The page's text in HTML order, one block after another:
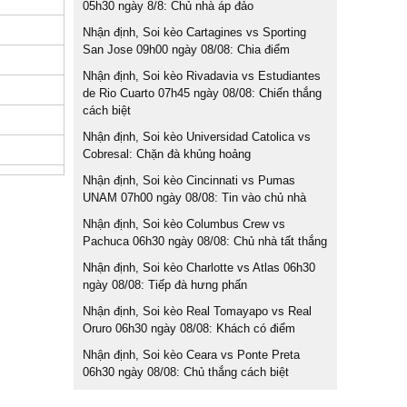
05h30 ngày 8/8: Chủ nhà áp đảo
Nhận định, Soi kèo Cartagines vs Sporting
San Jose 09h00 ngày 08/08: Chia điểm
Nhận định, Soi kèo Rivadavia vs Estudiantes
de Rio Cuarto 07h45 ngày 08/08: Chiến thắng
cách biệt
Nhận định, Soi kèo Universidad Catolica vs
Cobresal: Chặn đà khủng hoảng
Nhận định, Soi kèo Cincinnati vs Pumas
UNAM 07h00 ngày 08/08: Tin vào chủ nhà
Nhận định, Soi kèo Columbus Crew vs
Pachuca 06h30 ngày 08/08: Chủ nhà tất thắng
Nhận định, Soi kèo Charlotte vs Atlas 06h30
ngày 08/08: Tiếp đà hưng phấn
Nhận định, Soi kèo Real Tomayapo vs Real
Oruro 06h30 ngày 08/08: Khách có điểm
Nhận định, Soi kèo Ceara vs Ponte Preta
06h30 ngày 08/08: Chủ thắng cách biệt